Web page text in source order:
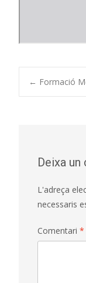
Post
← Formació
Deixa
L'adreça
necessaris
Comentari *